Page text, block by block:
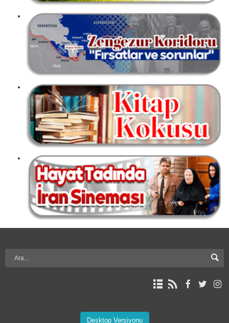
Desktop Versiyonu